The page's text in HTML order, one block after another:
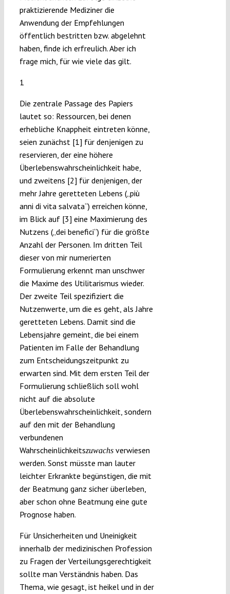
praktizierende Mediziner die
Anwendung der Empfehlungen
öffentlich bestritten bzw. abgelehnt
haben, finde ich erfreulich. Aber ich
frage mich, für wie viele das gilt.
1
Die zentrale Passage des Papiers
lautet so: Ressourcen, bei denen
erhebliche Knappheit eintreten könne,
seien zunächst [1] für denjenigen zu
reservieren, der eine höhere
Überlebenswahrscheinlichkeit habe,
und zweitens [2] für denjenigen, der
mehr Jahre geretteten Lebens („più
anni di vita salvata“) erreichen könne,
im Blick auf [3] eine Maximierung des
Nutzens („dei benefici“) für die größte
Anzahl der Personen. Im dritten Teil
dieser von mir numerierten
Formulierung erkennt man unschwer
die Maxime des Utilitarismus wieder.
Der zweite Teil spezifiziert die
Nutzenwerte, um die es geht, als Jahre
geretteten Lebens. Damit sind die
Lebensjahre gemeint, die bei einem
Patienten im Falle der Behandlung
zum Entscheidungszeitpunkt zu
erwarten sind. Mit dem ersten Teil der
Formulierung schließlich soll wohl
nicht auf die absolute
Überlebenswahrscheinlichkeit, sondern
auf den mit der Behandlung
verbundenen
Wahrscheinlichkeitszuwachsverwiesen
werden. Sonst müsste man lauter
leichter Erkrankte begünstigen, die mit
der Beatmung ganz sicher überleben,
aber schon ohne Beatmung eine gute
Prognose haben.
Für Unsicherheiten und Uneinigkeit
innerhalb der medizinischen Profession
zu Fragen der Verteilungsgerechtigkeit
sollte man Verständnis haben. Das
Thema, wie gesagt, ist heikel und in der